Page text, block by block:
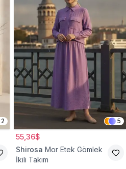
2 5
55,36$
Shirosa Mor Etek Gömlek
İkili Takım